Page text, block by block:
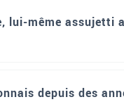
lui-même
depuis des